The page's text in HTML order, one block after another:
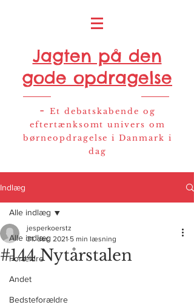
Jagten på den
gode opdragelse
- Et debatskabende og
eftertænksomt univers om
børneopdragelse i Danmark i
dag
Indlæg
Alle indlæg
Forældre
Andet
Bedsteforældre
Alle indlæg
#144 Nytårstalen
jesperkoerstz
31. dec. 2021 5 min læsning